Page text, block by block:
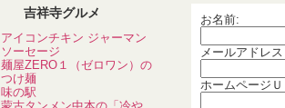
吉祥寺グルメ
アイコンチキン ジャーマン
ソーセージ
麺屋ZERO１（ゼロワン）の
つけ麺
味の駅
お名前:
メールアドレ
ホームページ